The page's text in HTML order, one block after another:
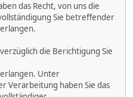
das Recht, von uns die
Sie betreffender
die Berichtigung Sie
Unter
Verarbeitung haben Sie das